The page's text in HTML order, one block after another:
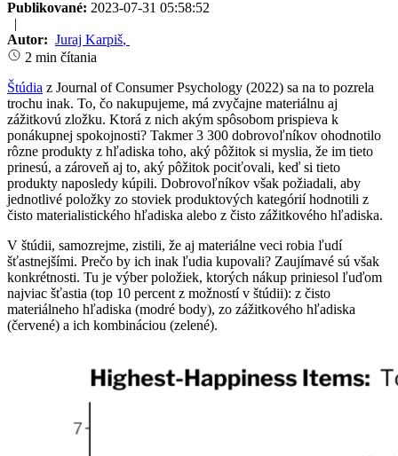
Publikované: 2023-07-31 05:58:52
|
Autor: Juraj Karpiš,
2 min čítania
Štúdia z Journal of Consumer Psychology (2022) sa na to pozrela
trochu inak. To, čo nakupujeme, má zvyčajne materiálnu aj
zážitkovú zložku. Ktorá z nich akým spôsobom prispieva k
ponákupnej spokojnosti? Takmer 3 300 dobrovoľníkov ohodnotilo
rôzne produkty z hľadiska toho, aký pôžitok si myslia, že im tieto
prinesú, a zároveň aj to, aký pôžitok pociťovali, keď si tieto
produkty naposledy kúpili. Dobrovoľníkov však požiadali, aby
jednotlivé položky zo stoviek produktových kategórií hodnotili z
čisto materialistického hľadiska alebo z čisto zážitkového hľadiska.
V štúdii, samozrejme, zistili, že aj materiálne veci robia ľudí
šťastnejšími. Prečo by ich inak ľudia kupovali? Zaujímavé sú však
konkrétnosti. Tu je výber položiek, ktorých nákup priniesol ľuďom
najviac šťastia (top 10 percent z možností v štúdii): z čisto
materiálneho hľadiska (modré body), zo zážitkového hľadiska
(červené) a ich kombináciou (zelené).